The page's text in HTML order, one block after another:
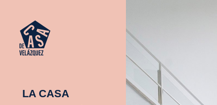
LA CASA